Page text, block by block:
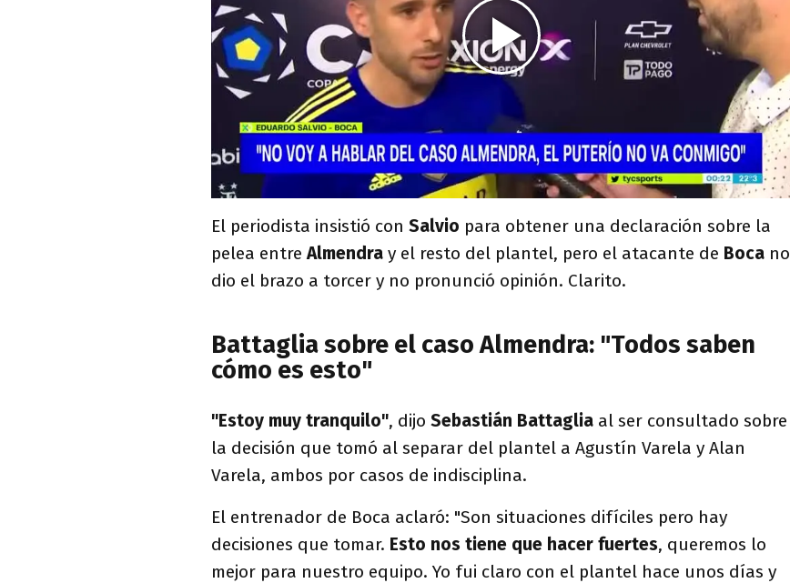
El periodista insistió con Salvio para obtener una declaración sobre la
pelea entreAlmendra y el resto del plantel, pero el atacante de Boca no
dio el brazo a torcer y no pronunció opinión. Clarito.
Battaglia sobre el caso Almendra: "Todos saben
cómo es esto"
"Estoy muy tranquilo", dijo Sebastián Battaglia al ser consultado sobre
la decisión que tomó al separar del plantel a Agustín Varela y Alan
Varela, ambos por casos de indisciplina.
El entrenador de Boca aclaró: "Son situaciones difíciles pero hay
decisiones que tomar. Esto nos tiene que hacer fuertes, queremos lo
mejor para nuestro equipo. Yo fui claro con el plantel hace unos días y